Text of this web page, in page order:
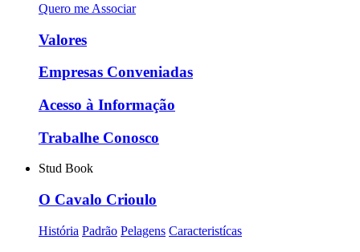
Quero me Associar
Valores
Empresas Conveniadas
Acesso à Informação
Trabalhe Conosco
Stud Book
O Cavalo Crioulo
História Padrão Pelagens Caracteristícas